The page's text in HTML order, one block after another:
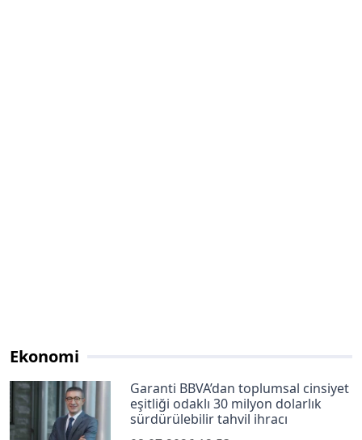
Ekonomi
Garanti BBVA’dan toplumsal cinsiyet
eşitliği odaklı 30 milyon dolarlık
sürdürülebilir tahvil ihracı